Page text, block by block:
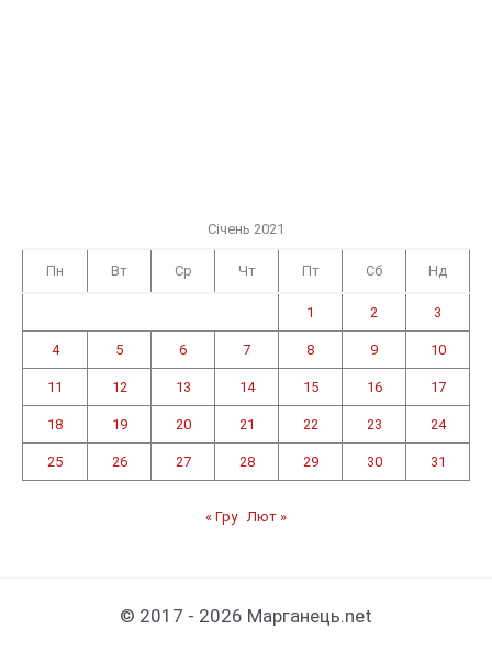
Січень 2021
Пн Вт Ср Чт Пт Сб Нд
1 2 3
4 5 6 7 8 9 10
11 12 13 14 15 16 17
18 19 20 21 22 23 24
25 26 27 28 29 30 31
« Гру Лют »
© 2017 - 2026 Марганець.net